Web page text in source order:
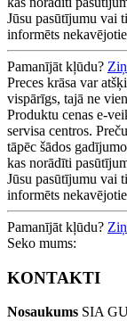
Jūsu pasūtījumu vai
informēts
Pamanījāt kļūdu?
Preces krāsa var
vispārīgs, tajā ne
Produktu cenas e-
servisa centros.
tāpēc šādos
kas norādīti
Jūsu pasūtījumu vai
informēts
Pamanījāt kļūdu?
Seko mums:
KONTAKTI
Nosaukums SIA